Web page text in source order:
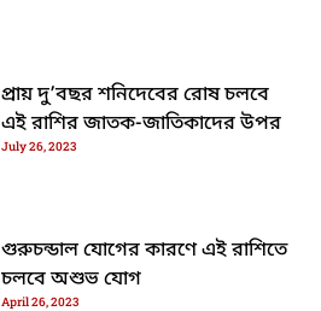
প্রায় দু’বছর শনিদেবের রোষ চলবে
এই রাশির জাতক-জাতিকাদের উপর
July 26, 2023
গুরুচন্ডাল যোগের কারণে এই রাশিতে
চলবে অশুভ যোগ
April 26, 2023